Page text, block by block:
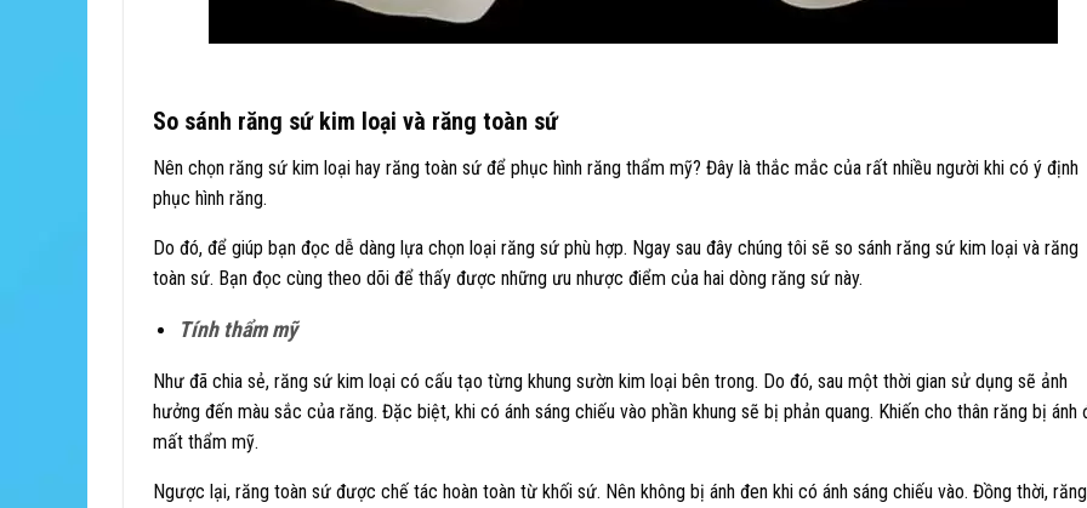
So sánh răng sứ kim loại và răng toàn sứ
Nên chọn răng sứ kim loại hay răng toàn sứ để phục hình răng thẩm mỹ? Đây là thắc mắc của rất nhiều người khi có ý định
phục hình răng.
Do đó, để giúp bạn đọc dễ dàng lựa chọn loại răng sứ phù hợp. Ngay sau đây chúng tôi sẽ so sánh răng sứ kim loại và răng
toàn sứ. Bạn đọc cùng theo dõi để thấy được những ưu nhược điểm của hai dòng răng sứ này.
Tính thẩm mỹ
Như đã chia sẻ, răng sứ kim loại có cấu tạo từng khung sườn kim loại bên trong. Do đó, sau một thời gian sử dụng sẽ ảnh
hưởng đến màu sắc của răng. Đặc biệt, khi có ánh sáng chiếu vào phần khung sẽ bị phản quang. Khiến cho thân răng bị ánh
mất thẩm mỹ.
Ngược lại, răng toàn sứ được chế tác hoàn toàn từ khối sứ. Nên không bị ánh đen khi có ánh sáng chiếu vào. Đồng thời,